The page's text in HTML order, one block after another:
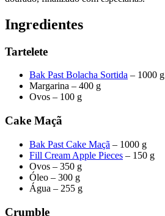
Ingredientes
Tartelete
Bak Past Bolacha Sortida – 1000 g
Margarina – 400 g
Ovos – 100 g
Cake Maçã
Bak Past Cake Maçã – 1000 g
Fill Cream Apple Pieces – 150 g
Ovos – 350 g
Óleo – 300 g
Água – 255 g
Crumble